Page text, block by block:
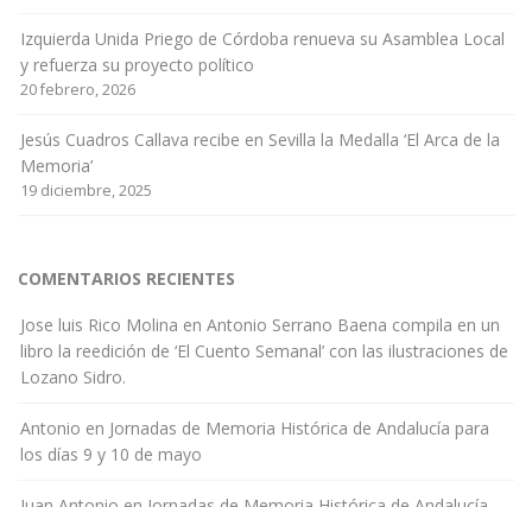
Izquierda Unida Priego de Córdoba renueva su Asamblea Local
y refuerza su proyecto político
20 febrero, 2026
Jesús Cuadros Callava recibe en Sevilla la Medalla ‘El Arca de la
Memoria’
19 diciembre, 2025
COMENTARIOS RECIENTES
Jose luis Rico Molina en Antonio Serrano Baena compila en un
libro la reedición de ‘El Cuento Semanal’ con las ilustraciones de
Lozano Sidro.
Antonio en Jornadas de Memoria Histórica de Andalucía para
los días 9 y 10 de mayo